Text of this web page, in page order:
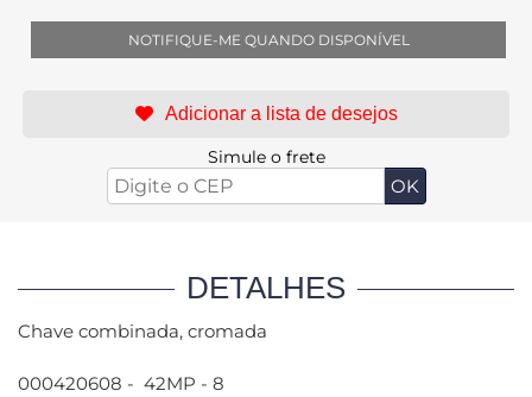
NOTIFIQUE-ME QUANDO DISPONÍVEL
Simule o frete
DETALHES
Chave combinada, cromada
000420608 - 42MP - 8